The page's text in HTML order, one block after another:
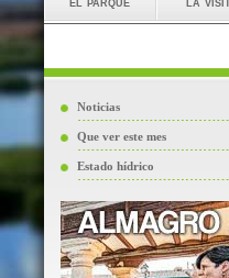
Noticias
Que ver este mes
Estado hídrico